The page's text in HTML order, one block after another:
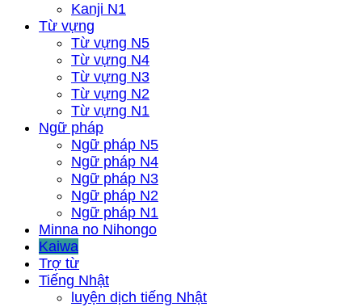
Kanji N1
Từ vựng
Từ vựng N5
Từ vựng N4
Từ vựng N3
Từ vựng N2
Từ vựng N1
Ngữ pháp
Ngữ pháp N5
Ngữ pháp N4
Ngữ pháp N3
Ngữ pháp N2
Ngữ pháp N1
Minna no Nihongo
Kaiwa
Trợ từ
Tiếng Nhật
luyện dịch tiếng Nhật